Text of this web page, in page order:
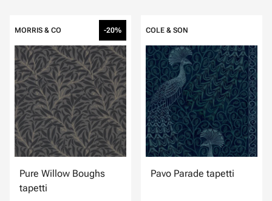
MORRIS & CO -20%
Pure Willow Boughs
tapetti
COLE & SON
Pavo Parade tapetti